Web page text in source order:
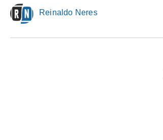
Reinaldo Neres